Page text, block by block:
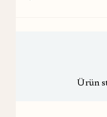
Ürün